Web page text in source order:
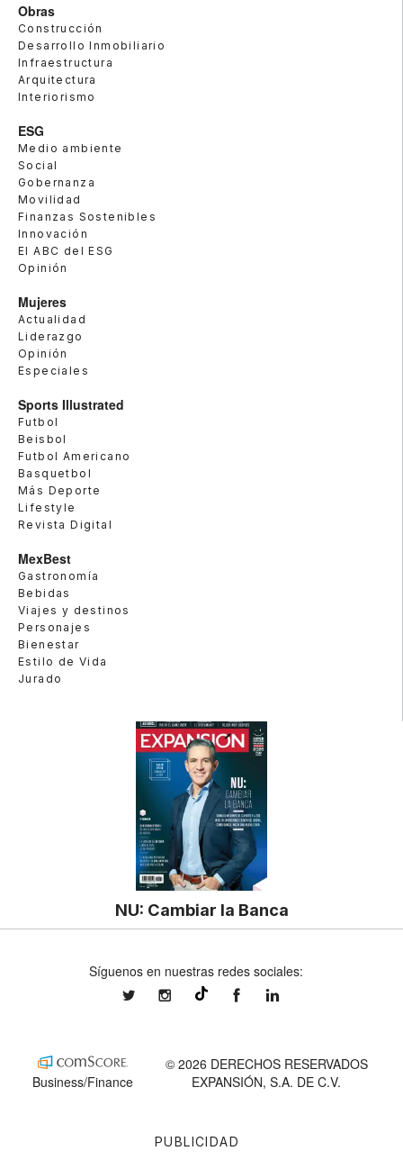
Obras
Construcción
Desarrollo Inmobiliario
Infraestructura
Arquitectura
Interiorismo
ESG
Medio ambiente
Social
Gobernanza
Movilidad
Finanzas Sostenibles
Innovación
El ABC del ESG
Opinión
Mujeres
Actualidad
Liderazgo
Opinión
Especiales
Sports Illustrated
Futbol
Beisbol
Futbol Americano
Basquetbol
Más Deporte
Lifestyle
Revista Digital
MexBest
Gastronomía
Bebidas
Viajes y destinos
Personajes
Bienestar
Estilo de Vida
Jurado
NU: Cambiar la Banca
PUBLICIDAD
Síguenos en nuestras redes sociales:
expansionmxexpansionmx ExpansionMex
Business/Finance
© 2026 DERECHOS RESERVADOS
EXPANSIÓN, S.A. DE C.V.